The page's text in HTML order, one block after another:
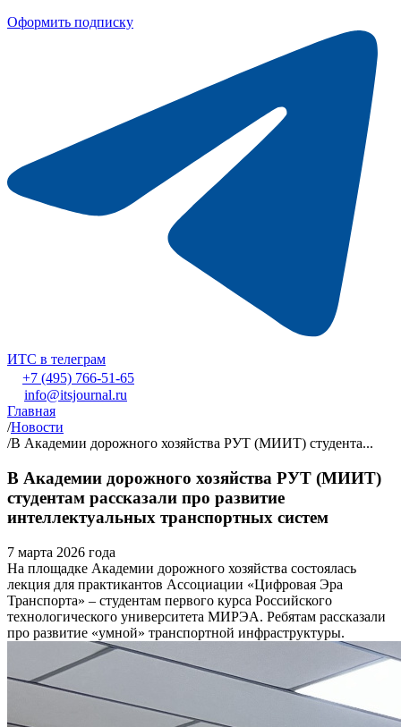
Оформить подписку
ИТС в телеграм
+7 (495) 766-51-65
info@itsjournal.ru
Главная
/Новости
/В Академии дорожного хозяйства РУТ (МИИТ) студента...
В Академии дорожного хозяйства РУТ (МИИТ)
студентам рассказали про развитие
интеллектуальных транспортных систем
7 марта 2026 года
На площадке Академии дорожного хозяйства состоялась
лекция для практикантов Ассоциации «Цифровая Эра
Транспорта» – студентам первого курса Российского
технологического университета МИРЭА. Ребятам рассказали
про развитие «умной» транспортной инфраструктуры.